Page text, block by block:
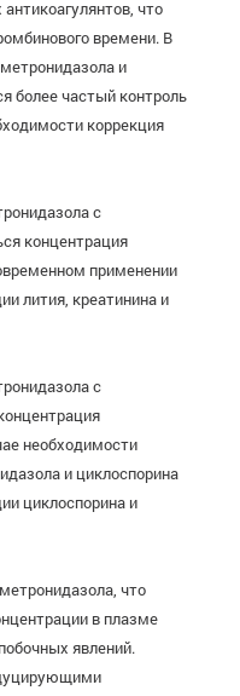
что
времени. В
и
более частый контроль
коррекция
с
концентрация
применении
лития, креатинина и
с
необходимости
и циклоспорина
циклоспорина и
что
в плазме
явлений.